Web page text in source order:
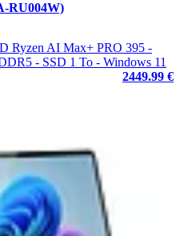
RU004W)
Ryzen AI Max+ PRO 395 -
- SSD 1 To - Windows 11
2449.99 €